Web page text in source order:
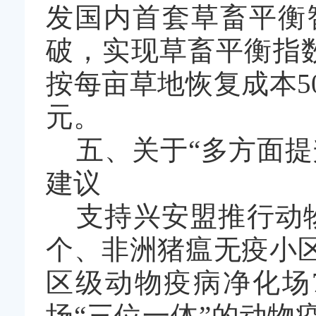
发国内首套草畜平
破，实现草畜平衡指
按每亩草地恢复成本
元。
五、关于“多方面
建议
支持兴安盟推行动
个、非洲猪瘟无疫小
区级动物疫病净化场